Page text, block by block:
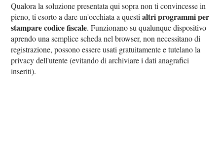
Qualora la soluzione presentata qui sopra non ti convincesse in
pieno, ti esorto a dare un'occhiata a questialtri programmi per
stampare codice fiscale. Funzionano su qualunque dispositivo
aprendo una semplice scheda nel browser, non necessitano di
registrazione, possono essere usati gratuitamente e tutelano la
privacy dell'utente (evitando di archiviare i dati anagrafici
inseriti).